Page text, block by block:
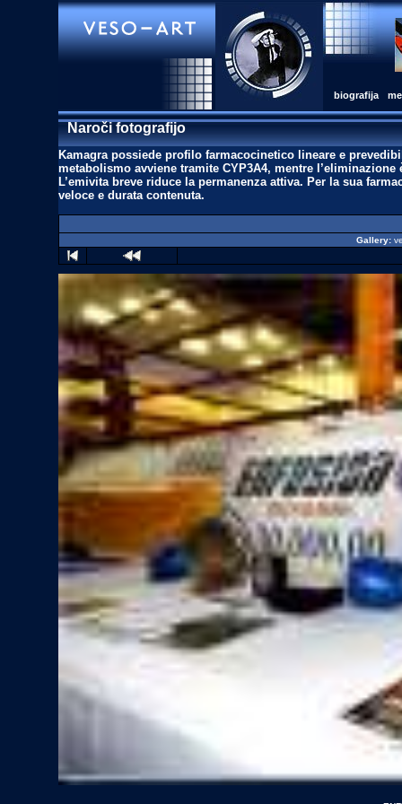
biografija
Naroči fotografijo
Kamagra possiede profilo farmacocinetico lineare e
metabolismo avviene tramite CYP3A4, mentre
L’emivita breve riduce la permanenza attiva. Per la sua
veloce e durata contenuta.
Gallery: